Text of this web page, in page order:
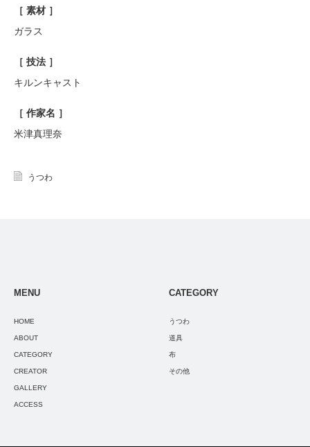
［ 素材 ］
ガラス
［ 技法 ］
キルンキャスト
［ 作家名 ］
米津真理奈
うつわ
MENU
HOME
ABOUT
CATEGORY
CREATOR
GALLERY
ACCESS
CATEGORY
うつわ
道具
布
その他